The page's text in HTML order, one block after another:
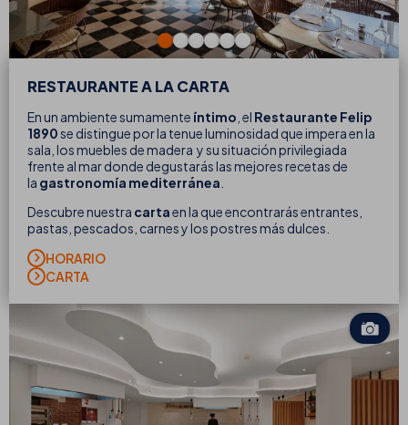
RESTAURANTE A LA CARTA
En un ambiente sumamente íntimo , el Restaurante Felip
1890se distingue por la tenue luminosidad que impera en la
sala, los muebles de madera y su situación privilegiada
frente al mar donde degustarás las mejores recetas de
la gastronomía mediterránea
Descubre nuestra cartaen la que encontrarás entrantes,
pastas, pescados, carnes y los postres más dulces.
HORARIO
CARTA